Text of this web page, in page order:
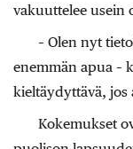
vakuuttelee usein
– Olen nyt
enemmän apua –
kieltäydyttävä, jos
Kokemukset